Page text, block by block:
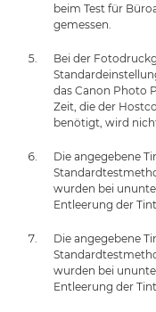
beim Test für
gemessen.
Bei der
das Canon Photo
Zeit, die der
benötigt, wird
Die angegebene
wurden bei
Entleerung der
Die angegebene
wurden bei
Entleerung der